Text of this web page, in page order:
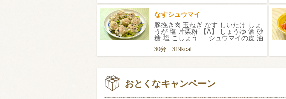
なすシュウマイ
豚挽き肉 玉ねぎ なす しいたけ しょ
うが 塩 片栗粉 【A】 しょうゆ 酒 砂
糖 塩 こしょう シュウマイの皮 油
サニーレタス ※作りやすい分量で
す。
30分 319kcal
おとくなキャンペーン